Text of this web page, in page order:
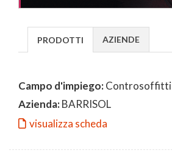
PRODOTTI AZIENDE
Campo d'impiego:Controsoffitti
Azienda:BARRISOL
visualizza scheda